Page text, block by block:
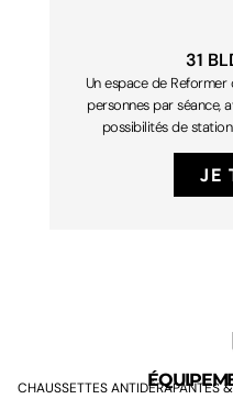
31
Un espace de Reformer
personnes par séance,
possibilités de
JE
CHAUSSETTES ANTIDÉRAPANTES